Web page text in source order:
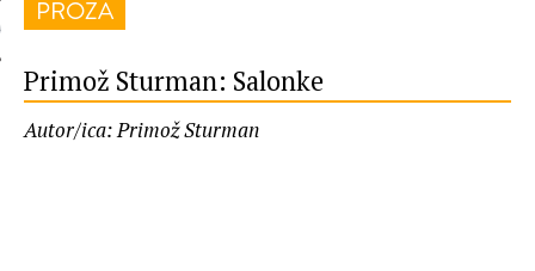
PROZA
Primož Sturman: Salonke
Autor/ica: Primož Sturman